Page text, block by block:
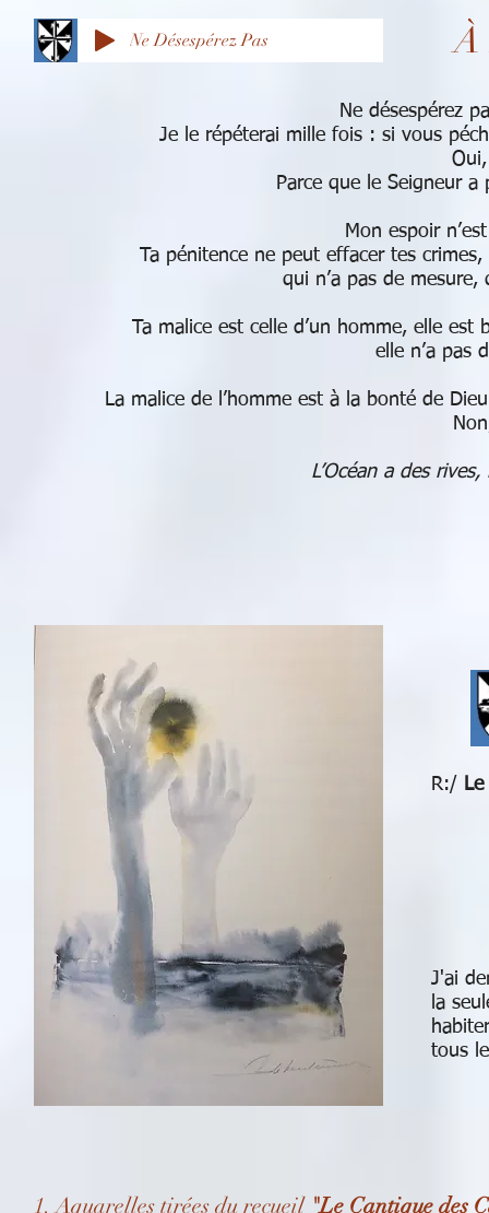
À
Ne Désespérez Pas
Ne désespérez
Je le répéterai mille fois : si vous
Parce que le Seigneur
Mon espoir
Ta pénitence ne peut effacer tes
qui n’a pas de mesure,
Ta malice est celle d’un homme, elle
elle n’a pas
La malice de l’homme est à la bonté de
L’Océan a des
R:/
J'ai
la
tous
1. Aquarelles tirées du recueil "Le Cantique des